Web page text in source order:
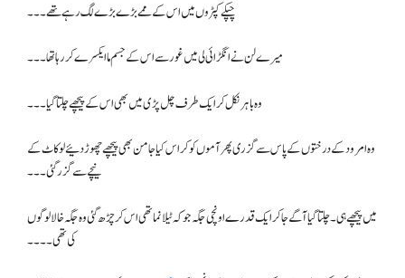
چپکے کپڑوں میں اس کے ممے بڑے بڑے لگ رہے تھے۔۔۔
میرے لن نے انگڑائی لی میں غور سے اس کے جسم ما ایکسرے کر رہا تھا۔۔۔
وہ باہر نکل کر ایک طرف چل پڑی میں بھی اس کے پیچھے چلتا گیا ۔۔۔
وہ امرود کے درختوں کے پاس سے گزری پھر آموں کو کراس کیا جامن بھی پیچھے چھوڑ دئیے لوکاٹ کے
نیچے سے گزر گئی۔۔۔
میں پیچھے ہی۔ چلتا گیا آگے جا کر ایک قدرے اونچی جگہ جو کہ ٹیلا نما تھی اس کر چڑھ گئی وہ جگہ خالا لوگوں
کی تھی۔۔۔۔